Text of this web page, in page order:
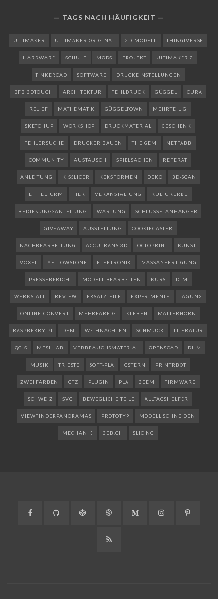
TAGS NACH HÄUFIGKEIT
ULTIMAKER ULTIMAKER ORIGINAL 3D-MODELL THINGIVERSE
HARDWARE SCHULE MODS PROJEKT ULTIMAKER 2
TINKERCAD SOFTWARE DRUCKEINSTELLUNGEN
BFB 3DTOUCH ARCHITEKTUR FEHLDRUCK GÜGGEL CURA
RELIEF MATHEMATIK GÜGGELTOWN MEHRTEILIG
SKETCHUP WORKSHOP DRUCKMATERIAL GESCHENK
FEHLERSUCHE DRUCKER BAUEN THE GEM NETFABB
COMMUNITY AUSTAUSCH SPIELSACHEN REFERAT
ANLEITUNG KISSLICER KEKSFORMEN DEKO 3D-SCAN
EIFFELTURM TIER VERANSTALTUNG KULTURERBE
BEDIENUNGSANLEITUNG WARTUNG SCHLÜSSELANHÄNGER
GIVEAWAY AUSSTELLUNG COOKIECASTER
NACHBEARBEITUNG ACCUTRANS 3D OCTOPRINT KUNST
VOXEL YELLOWSTONE ELEKTRONIK MASSANFERTIGUNG
PRESSEBERICHT MODELL BEARBEITEN KURS DTM
WERKSTATT REVIEW ERSATZTEILE EXPERIMENTE TAGUNG
ONLINE-CONVERT MEHRFARBIG KLEBEN MATTERHORN
RASPBERRY PI DEM WEIHNACHTEN SCHMUCK LITERATUR
QGIS MESHLAB VERBRAUCHSMATERIAL OPENSCAD DHM
MUSIK TRIESTE SOFT-PLA OSTERN PRINTRBOT
ZWEI FARBEN GTZ PLUGIN PLA 3DEM FIRMWARE
SCHWEIZ SVG BEWEGLICHE TEILE ALLTAGSHELFER
VIEWFINDERPANORAMAS PROTOTYP MODELL SCHNEIDEN
MECHANIK 3DB.CH SLICING
Facebook GitHub CodePen DribbbleMedium Instagram
RSS